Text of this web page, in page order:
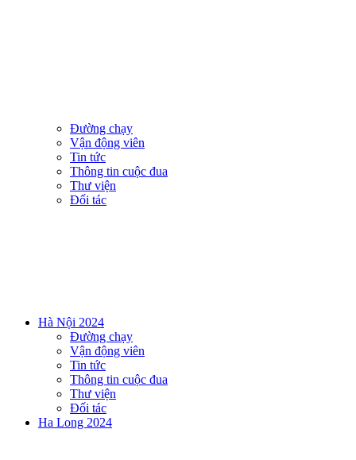
Đường chạy
Vận động viên
Tin tức
Thông tin cuộc đua
Thư viện
Đối tác
Hà Nội 2024
Đường chạy
Vận động viên
Tin tức
Thông tin cuộc đua
Thư viện
Đối tác
Ha Long 2024